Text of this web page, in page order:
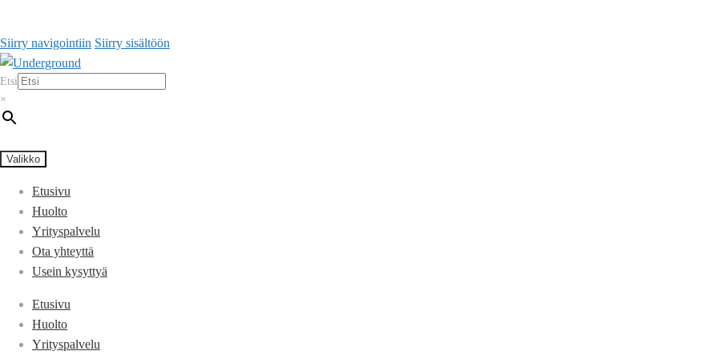
Siirry navigointiin Siirry sisältöön
Etsi
×
Valikko
Etusivu
Huolto
Yrityspalvelu
Ota yhteyttä
Usein kysyttyä
Etusivu
Huolto
Yrityspalvelu